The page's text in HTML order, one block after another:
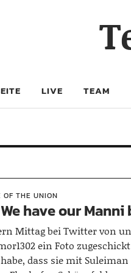
LIVE TEAM
OF THE UNION
have our Manni
Mittag bei Twitter von
ein Foto zugeschickt
dass sie mit Suleiman